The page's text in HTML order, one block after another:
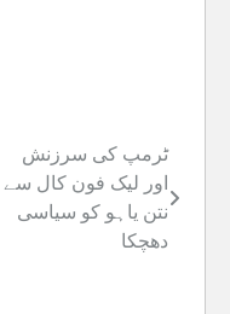
ٹرمپ کی سرزنش
اور لیک فون کال سے
نتن یاہو کو سیاسی
دھچکا